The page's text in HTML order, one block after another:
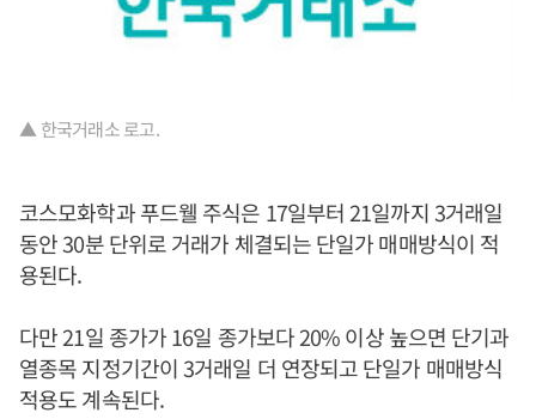
▲ 한국거래소 로고.
코스모화학과 푸드웰 주식은 17일부터 21일까지 3거래일
동안 30분 단위로 거래가 체결되는 단일가 매매방식이 적
용된다.
다만 21일 종가가 16일 종가보다 20% 이상 높으면 단기과
열종목 지정기간이 3거래일 더 연장되고 단일가 매매방식
적용도 계속된다.